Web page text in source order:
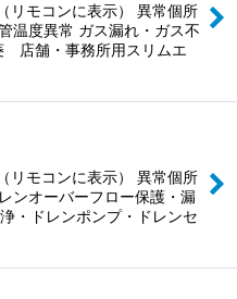
リモコンに表示） 異常個所
温度異常 ガス漏れ・ガス不
店舗・事務所用スリムエ
リモコンに表示） 異常個所
ンオーバーフロー保護・漏
・ドレンポンプ・ドレンセ